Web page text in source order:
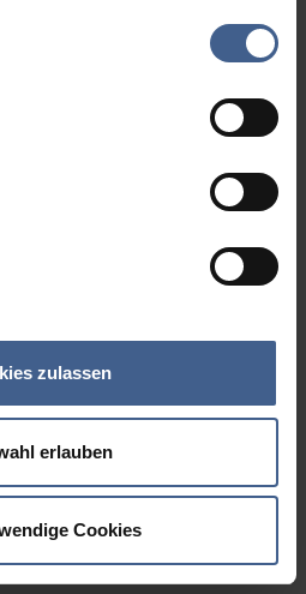
Sie in unseren
zulassen
erlauben
Cookies